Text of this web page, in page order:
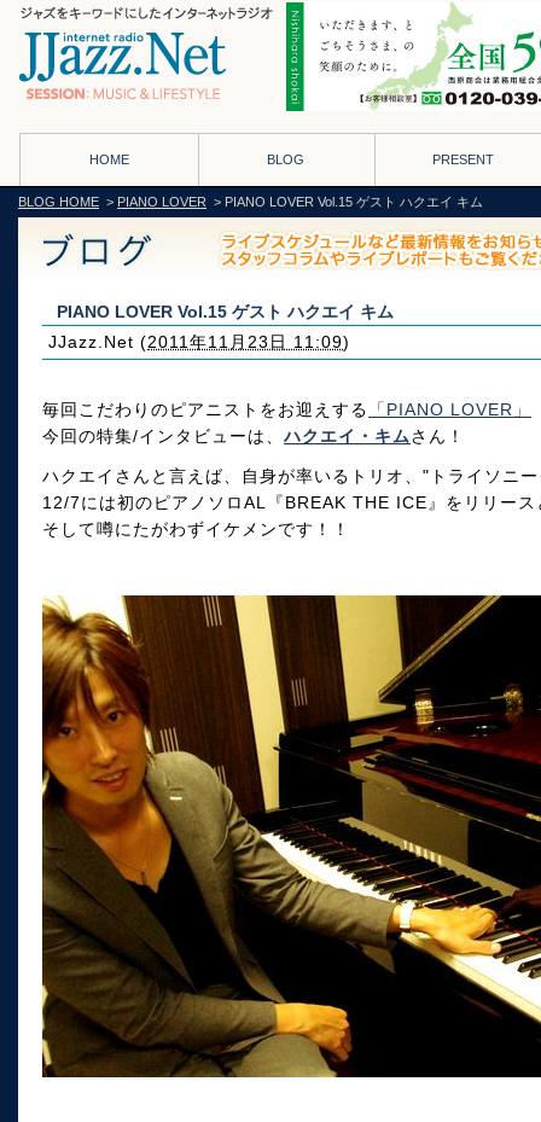
HOME BLOG PRESENT
BLOG HOME > PIANO LOVER > PIANO LOVER Vol.15 ゲスト ハクエイ キム
PIANO LOVER Vol.15 ゲスト ハクエイ キム
JJazz.Net (2011年11月23日 11:09)
毎回こだわりのピアニストをお迎えする
「PIANO LOVER」
今回の特集/インタビューは、ハクエイ・キムさん！
ハクエイさんと言えば、自身が率いるトリオ、"トライソニ
12/7には初のピアノソロAL『BREAK THE ICE』をリリー
そして噂にたがわずイケメンです！！